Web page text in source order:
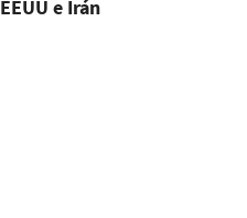
EEUU e Irán